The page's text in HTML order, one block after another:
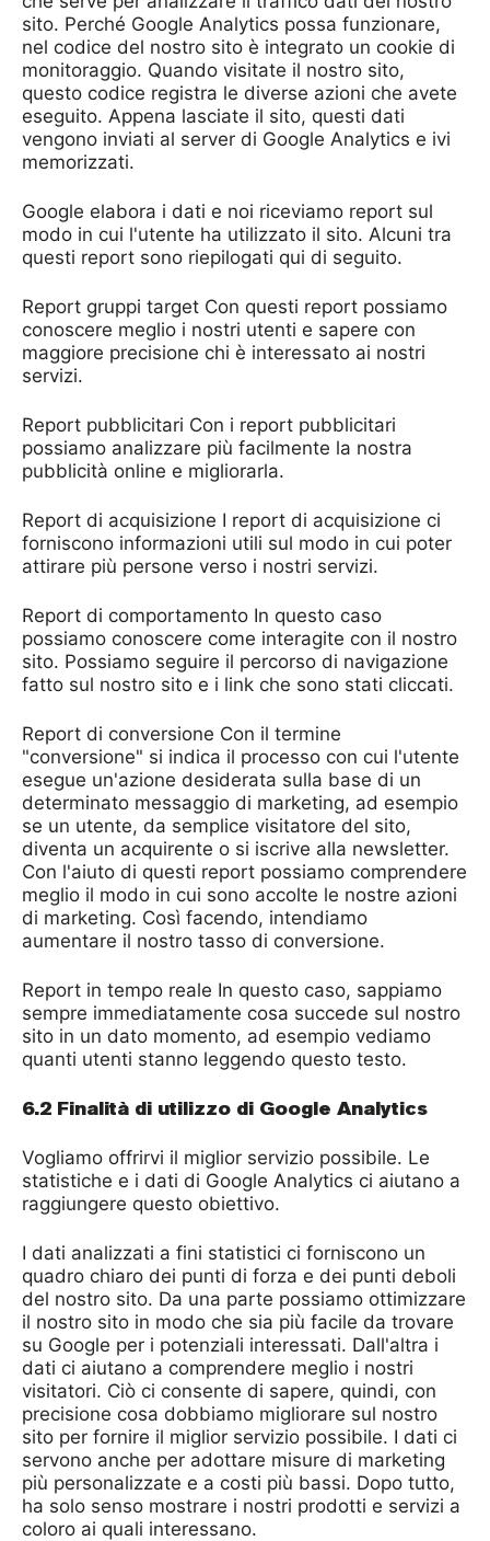
sito. Perché Google Analytics possa funzionare,
nel codice del nostro sito è integrato un cookie di
monitoraggio. Quando visitate il nostro sito,
questo codice registra le diverse azioni che avete
eseguito. Appena lasciate il sito, questi dati
vengono inviati al server di Google Analytics e ivi
memorizzati.
Google elabora i dati e noi riceviamo report sul
modo in cui l'utente ha utilizzato il sito. Alcuni tra
questi report sono riepilogati qui di seguito.
Report gruppi target Con questi report possiamo
conoscere meglio i nostri utenti e sapere con
maggiore precisione chi è interessato ai nostri
servizi.
Report pubblicitari Con i report pubblicitari
possiamo analizzare più facilmente la nostra
pubblicità online e migliorarla.
Report di acquisizione I report di acquisizione ci
forniscono informazioni utili sul modo in cui poter
attirare più persone verso i nostri servizi.
Report di comportamento In questo caso
possiamo conoscere come interagite con il nostro
sito. Possiamo seguire il percorso di navigazione
fatto sul nostro sito e i link che sono stati cliccati.
Report di conversione Con il termine
"conversione" si indica il processo con cui l'utente
esegue un'azione desiderata sulla base di un
determinato messaggio di marketing, ad esempio
se un utente, da semplice visitatore del sito,
diventa un acquirente o si iscrive alla newsletter.
Con l'aiuto di questi report possiamo comprendere
meglio il modo in cui sono accolte le nostre azioni
di marketing. Così facendo, intendiamo
aumentare il nostro tasso di conversione.
Report in tempo reale In questo caso, sappiamo
sempre immediatamente cosa succede sul nostro
sito in un dato momento, ad esempio vediamo
quanti utenti stanno leggendo questo testo.
6.2 Finalità di utilizzo di Google Analytics
Vogliamo offrirvi il miglior servizio possibile. Le
statistiche e i dati di Google Analytics ci aiutano a
raggiungere questo obiettivo.
I dati analizzati a fini statistici ci forniscono un
quadro chiaro dei punti di forza e dei punti deboli
del nostro sito. Da una parte possiamo ottimizzare
il nostro sito in modo che sia più facile da trovare
su Google per i potenziali interessati. Dall'altra i
dati ci aiutano a comprendere meglio i nostri
visitatori. Ciò ci consente di sapere, quindi, con
precisione cosa dobbiamo migliorare sul nostro
sito per fornire il miglior servizio possibile. I dati ci
servono anche per adottare misure di marketing
più personalizzate e a costi più bassi. Dopo tutto,
ha solo senso mostrare i nostri prodotti e servizi a
coloro ai quali interessano.